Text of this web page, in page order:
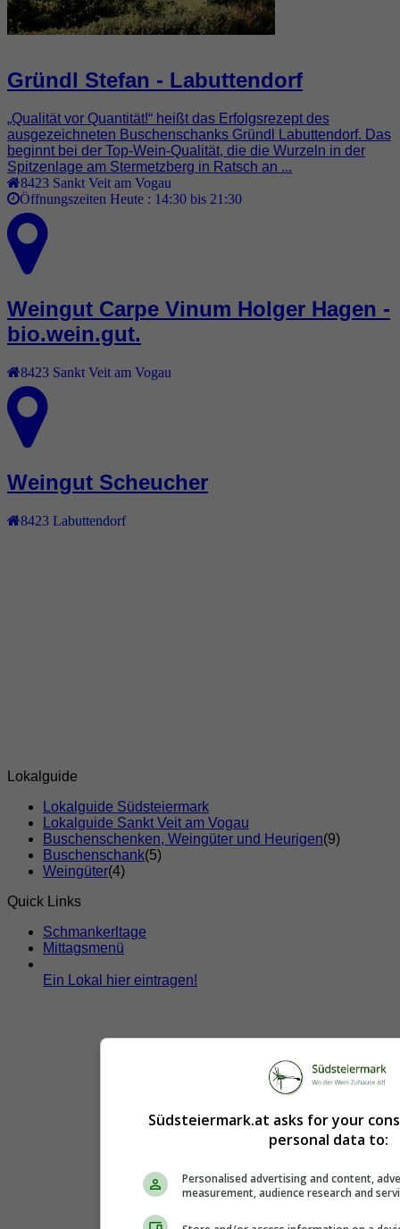
Gründl Stefan - Labuttendorf
„Qualität vor Quantität!“ heißt das Erfolgsrezept des
ausgezeichneten Buschenschanks Gründl Labuttendorf. Das
beginnt bei der Top-Wein-Qualität, die die Wurzeln in der
Spitzenlage am Stermetzberg in Ratsch an ...
8423 Sankt Veit am Vogau
Öffnungszeiten Heute : 14:30 bis 21:30
Weingut Carpe Vinum Holger Hagen -
bio.wein.gut.
8423 Sankt Veit am Vogau
Weingut Scheucher
8423 Labuttendorf
Lokalguide
Lokalguide Südsteiermark
Lokalguide Sankt Veit am Vogau
Buschenschenken, Weingüter und Heurigen(9)
Buschenschank(5)
Weingüter(4)
Quick Links
Schmankerltage
Mittagsmenü
Ein Lokal hier eintragen!
Südsteiermark.at asks for your
personal data to:
Personalised advertising and content,
measurement, audience research and